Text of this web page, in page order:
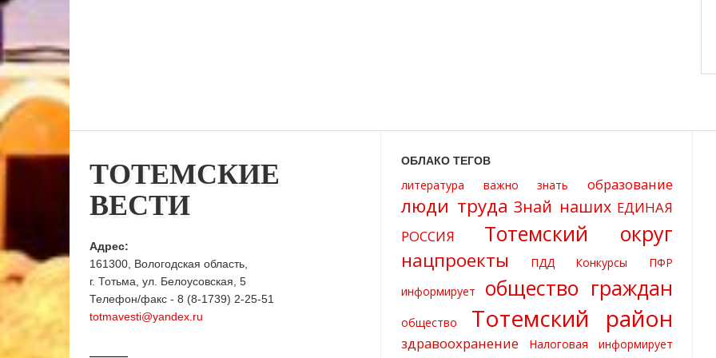
ТОТЕМСКИЕ
ВЕСТИ
Адрес:
161300, Вологодская область,
г. Тотьма, ул. Белоусовская, 5
Телефон/факс - 8 (8-1739) 2-25-51
totmavesti@yandex.ru
ОБЛАКО ТЕГОВ
литература важно знать образование
люди труда Знай наших ЕДИНАЯ
РОССИЯ
Тотемский округ
нацпроекты ПДД Конкурсы
ПФР
информирует
общество граждан
общество Тотемский район
здравоохранение Налоговая информирует